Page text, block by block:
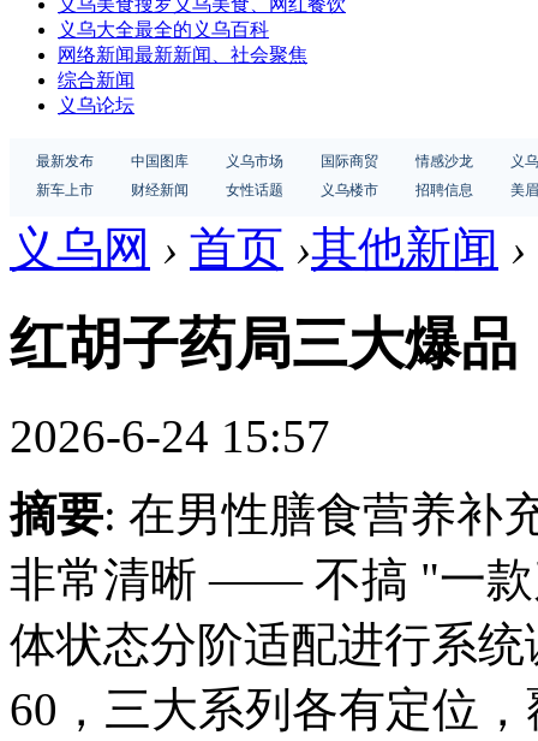
义乌大全最全的义乌百科
网络新闻最新新闻、社会聚焦
综合新闻
义乌论坛
最新发布 中国图库 义乌市场 国际商贸 情感沙龙
义
新车上市
财经新闻 女性话题 义乌楼市 招聘信息 美
义乌网 › 首页 ›其他新闻 ›
红胡子药局三大爆品
2026-6-24 15:57
摘要: 在男性膳食营养补
非常清晰 —— 不搞 "一款
体状态分阶适配进行系
60，三大系列各有定位